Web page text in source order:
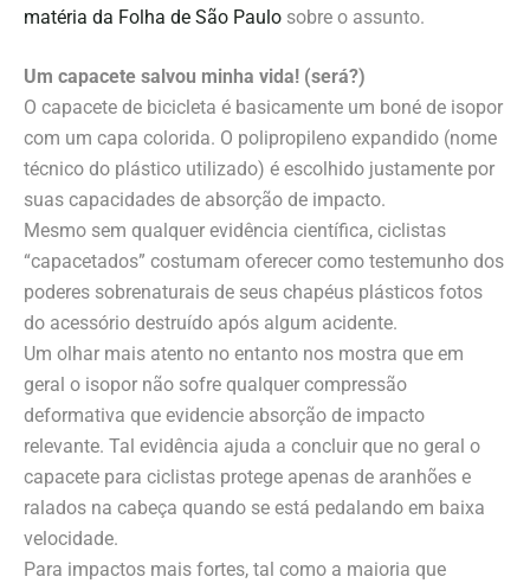
matéria da Folha de São Paulo sobre o assunto.
Um capacete salvou minha vida! (será?)
O capacete de bicicleta é basicamente um boné de isopor
com um capa colorida. O polipropileno expandido (nome
técnico do plástico utilizado) é escolhido justamente por
suas capacidades de absorção de impacto.
Mesmo sem qualquer evidência científica, ciclistas
“capacetados” costumam oferecer como testemunho dos
poderes sobrenaturais de seus chapéus plásticos fotos
do acessório destruído após algum acidente.
Um olhar mais atento no entanto nos mostra que em
geral o isopor não sofre qualquer compressão
deformativa que evidencie absorção de impacto
relevante. Tal evidência ajuda a concluir que no geral o
capacete para ciclistas protege apenas de aranhões e
ralados na cabeça quando se está pedalando em baixa
velocidade.
Para impactos mais fortes, tal como a maioria que